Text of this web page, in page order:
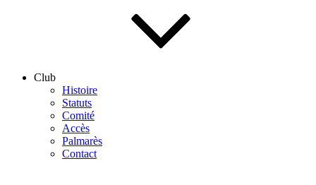
Club
Histoire
Statuts
Comité
Accès
Palmarès
Contact